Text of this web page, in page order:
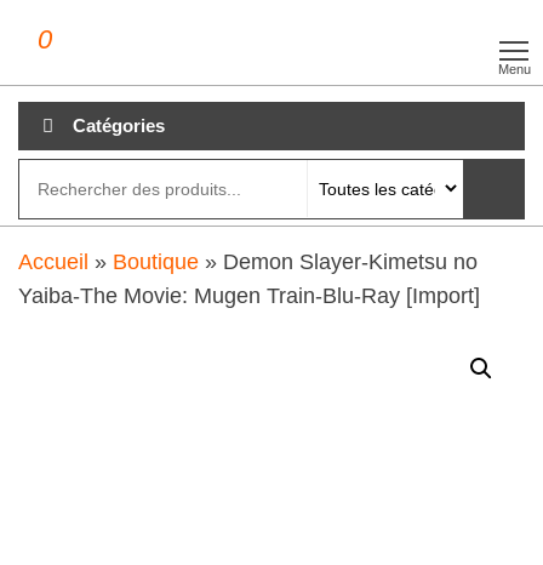
contenu
clubdial.fr
Tout est
0
Menu
Catégories
Accueil » Boutique » Demon Slayer-Kimetsu no
Yaiba-The Movie: Mugen Train-Blu-Ray [Import]